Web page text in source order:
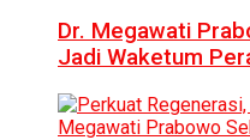
Dr. Megawati
Jadi Waketum